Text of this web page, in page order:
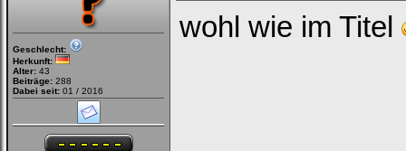
Geschlecht:
Herkunft:
Alter: 43
Beiträge: 288
Dabei seit: 01 / 2016
wohl wie im Titel